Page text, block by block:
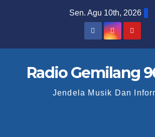
Sen. Agu 10th, 2026
Radio Gemilang
Jendela Musik Dan